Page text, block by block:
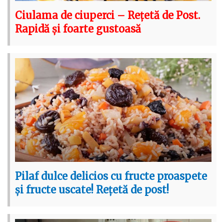
Ciulama de ciuperci – Rețetă de Post.
Rapidă și foarte gustoasă
Pilaf dulce delicios cu fructe proaspete
și fructe uscate! Rețetă de post!